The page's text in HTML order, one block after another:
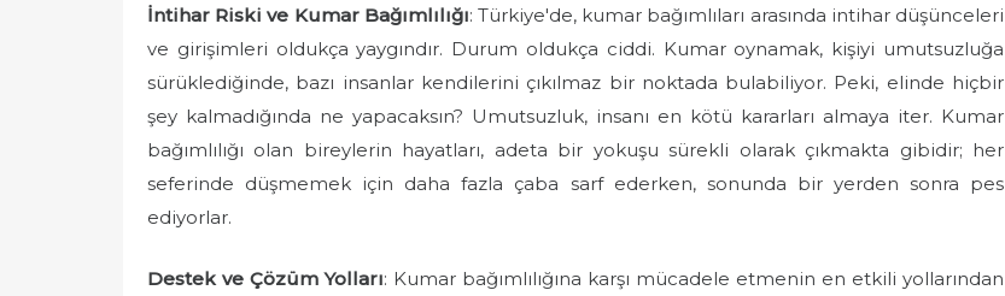
İntihar Riski ve Kumar Bağımlılığı: Türkiye'de, kumar bağımlıları arasında intihar düşünceleri
ve girişimleri oldukça yaygındır. Durum oldukça ciddi. Kumar oynamak, kişiyi umutsuzluğa
sürüklediğinde, bazı insanlar kendilerini çıkılmaz bir noktada bulabiliyor. Peki, elinde hiçbir
şey kalmadığında ne yapacaksın? Umutsuzluk, insanı en kötü kararları almaya iter. Kumar
bağımlılığı olan bireylerin hayatları, adeta bir yokuşu sürekli olarak çıkmakta gibidir; her
seferinde düşmemek için daha fazla çaba sarf ederken, sonunda bir yerden sonra pes
ediyorlar.
Destek ve Çözüm Yolları: Kumar bağımlılığına karşı mücadele etmenin en etkili yollarından